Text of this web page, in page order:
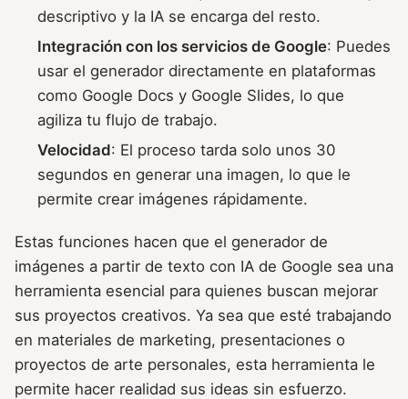
descriptivo y la IA se encarga del resto.
Integración con los servicios de Google: Puedes
usar el generador directamente en plataformas
como Google Docs y Google Slides, lo que
agiliza tu flujo de trabajo.
Velocidad: El proceso tarda solo unos 30
segundos en generar una imagen, lo que le
permite crear imágenes rápidamente.
Estas funciones hacen que el generador de
imágenes a partir de texto con IA de Google sea una
herramienta esencial para quienes buscan mejorar
sus proyectos creativos. Ya sea que esté trabajando
en materiales de marketing, presentaciones o
proyectos de arte personales, esta herramienta le
permite hacer realidad sus ideas sin esfuerzo.